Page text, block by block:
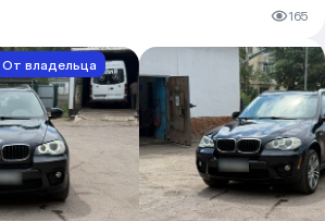
165
От владельца